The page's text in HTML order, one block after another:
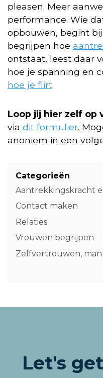
pleasen. Meer
performance. Wie
opbouwen, begint bij
begrijpen hoe
ontstaat, leest daar
hoe je spanning en
hoe je flirt.
Loop jij hier zelf op
via dit formulier.
anoniem in een
Categorieën
Aantrekkingskracht
Contact maken
Relaties
Vrouwen begrijpen
Zelfvertrouwen,
Let's